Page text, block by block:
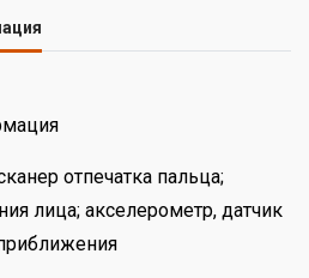
отпечатка пальца;
лица; акселерометр, датчик